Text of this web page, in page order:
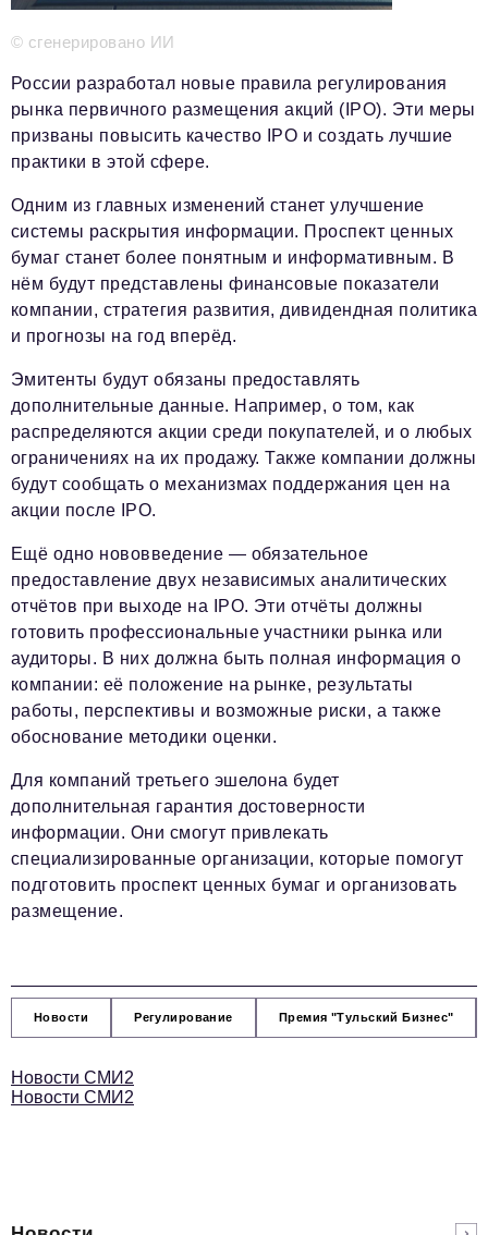
Отдел по работе с партнерами
partner@business-magazine.online
© сгенерировано ИИ
России разработал новые правила регулирования
рынка первичного размещения акций (IPO). Эти меры
призваны повысить качество IPO и создать лучшие
практики в этой сфере.
Одним из главных изменений станет улучшение
системы раскрытия информации. Проспект ценных
бумаг станет более понятным и информативным. В
нём будут представлены финансовые показатели
компании, стратегия развития, дивидендная политика
и прогнозы на год вперёд.
Эмитенты будут обязаны предоставлять
дополнительные данные. Например, о том, как
распределяются акции среди покупателей, и о любых
ограничениях на их продажу. Также компании должны
будут сообщать о механизмах поддержания цен на
акции после IPO.
Ещё одно нововведение — обязательное
предоставление двух независимых аналитических
отчётов при выходе на IPO. Эти отчёты должны
готовить профессиональные участники рынка или
аудиторы. В них должна быть полная информация о
компании: её положение на рынке, результаты
работы, перспективы и возможные риски, а также
обоснование методики оценки.
Для компаний третьего эшелона будет
дополнительная гарантия достоверности
информации. Они смогут привлекать
специализированные организации, которые помогут
подготовить проспект ценных бумаг и организовать
размещение.
Новости Регулирование Премия "Тульский Бизнес"
Новости СМИ2
Новости СМИ2